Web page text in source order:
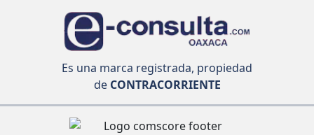
Es una marca registrada, propiedad
deCONTRACORRIENTE